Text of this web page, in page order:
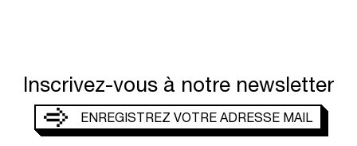
Inscrivez-vous à notre newsletter
ENREGISTREZ VOTRE ADRESSE MAIL
JE SOUHAITE RECEVOIR
MERCI,
COMPTE